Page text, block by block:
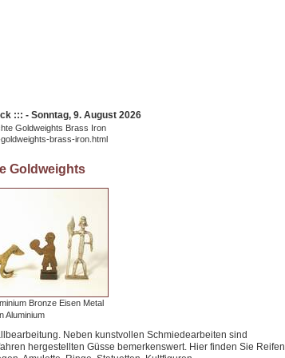
::: - Sonntag, 9. August 2026
Goldweights Brass Iron
brass-iron.html
Goldweights
Bronze Eisen Metal
Aluminium
Neben kunstvollen Schmiedearbeiten sind
hergestellten Güsse bemerkenswert. Hier finden Sie Reifen